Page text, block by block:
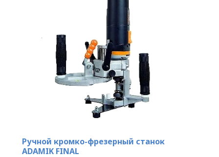
Ручной кромко-фрезерный станок
ADAMIK FINAL